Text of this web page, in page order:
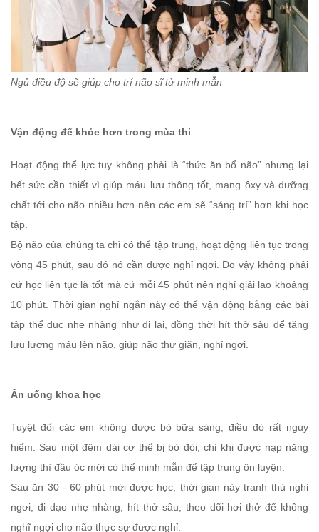
Ngủ điều độ sẽ giúp cho trí não sĩ tử minh mẫn
Vận động để khỏe hơn trong mùa thi
Hoạt động thể lực tuy không phải là “thức ăn bổ não” nhưng lại
hết sức cần thiết vì giúp máu lưu thông tốt, mang ôxy và dưỡng
chất tới cho não nhiều hơn nên các em sẽ “sáng trí” hơn khi học
tập.
Bộ não của chúng ta chỉ có thể tập trung, hoạt động liên tục trong
vòng 45 phút, sau đó nó cần được nghỉ ngơi. Do vậy không phải
cứ học liên tục là tốt mà cứ mỗi 45 phút nên nghỉ giải lao khoảng
10 phút. Thời gian nghỉ ngắn này có thể vận động bằng các bài
tập thể dục nhẹ nhàng như đi lại, đồng thời hít thở sâu để tăng
lưu lượng máu lên não, giúp não thư giãn, nghỉ ngơi.
Ăn uống khoa học
Tuyệt đối các em không được bỏ bữa sáng, điều đó rất nguy
hiểm. Sau một đêm dài cơ thể bị bỏ đói, chỉ khi được nạp năng
lượng thì đầu óc mới có thể minh mẫn để tập trung ôn luyện.
Sau ăn 30 - 60 phút mới được học, thời gian này tranh thủ nghỉ
ngơi, đi dạo nhẹ nhàng, hít thở sâu, theo dõi hơi thở để không
nghĩ ngợi cho não thực sự được nghỉ.